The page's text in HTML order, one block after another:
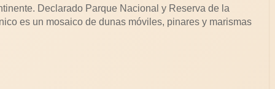
Declarado Parque Nacional y Reserva de la
es un mosaico de dunas móviles, pinares y marismas